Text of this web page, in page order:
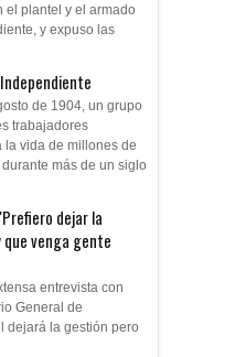
el plantel y el armado
y expuso las
de 1904, un grupo
trabajadores
la vida de millones de
más de un siglo
dejar la
venga gente
entrevista con
General de
dejará la gestión pero